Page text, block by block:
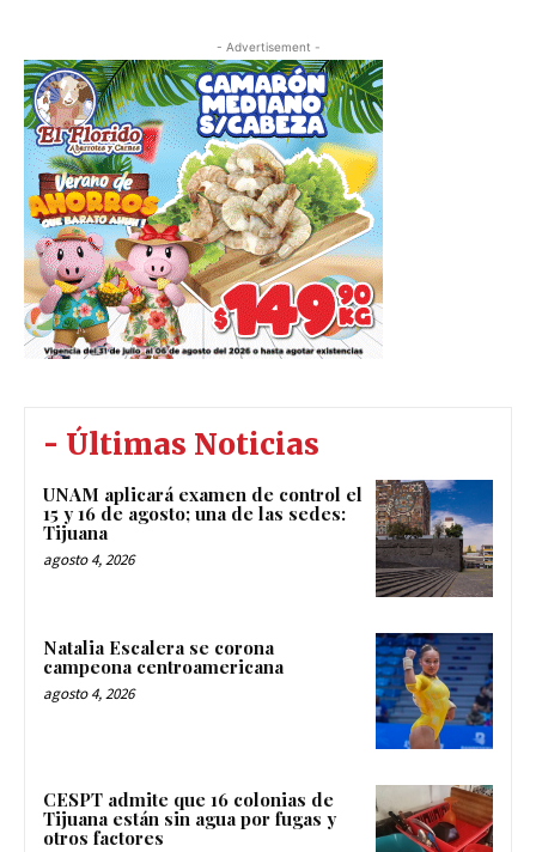
- Advertisement -
- Últimas Noticias
UNAM aplicará examen de control el
15 y 16 de agosto; una de las sedes:
Tijuana
agosto 4, 2026
Natalia Escalera se corona
campeona centroamericana
agosto 4, 2026
CESPT admite que 16 colonias de
Tijuana están sin agua por fugas y
otros factores